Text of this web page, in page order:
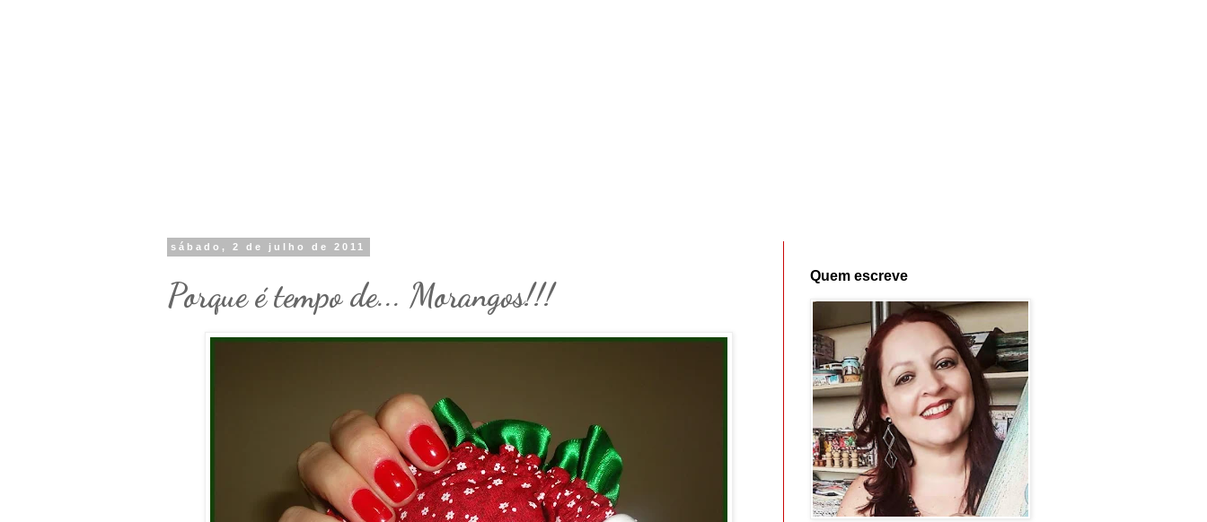
sábado, 2 de julho de 2011
Porque é tempo de... Morangos!!!
Quem escreve